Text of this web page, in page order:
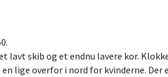
lavt skib og et endnu lavere kor.
lige overfor i nord for kvinderne.